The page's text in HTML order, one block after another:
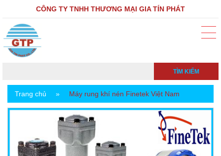
CÔNG TY TNHH THƯƠNG MẠI GIA TÍN PHÁT
TÌM KIẾM
Trang chủ » Máy rung khí nén Finetek Việt Nam